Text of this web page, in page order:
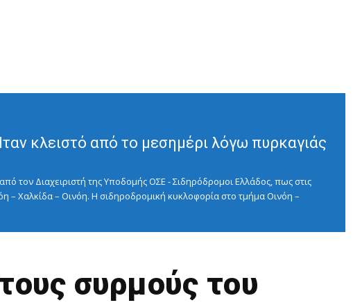
κλειστό από το μεσημέρι λόγω πυρκαγιάς
Διαχειριστή της Υποδομής ΟΣΕ - Σιδηρόδρομοι Ελλάδος, πως στις
– Χαλκίδα – Οινόη. Η σιδηροδρομική κυκλοφορία στο τμήμα Οινόη –
συρμούς του